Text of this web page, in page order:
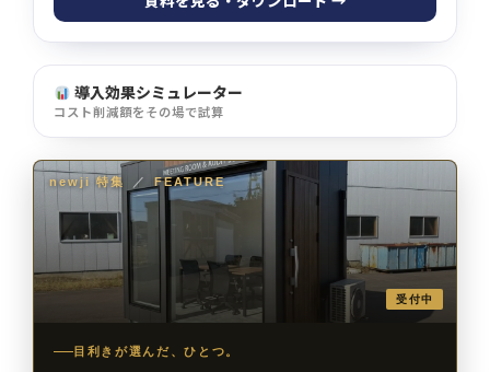
導入効果シミュレーター
コスト削減額をその場で試算
newji 特集 ／ FEATURE
受付中
目利きが選んだ、ひとつ。